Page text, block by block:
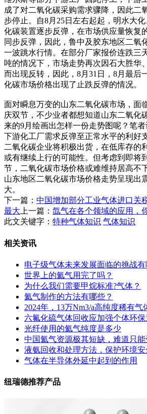
成了对二氧化碳采购需求骤降，因此二
步停止。自8月25日左右起起，明水大
化碳装置逐步反弹，在市场供应量恢复
同步反弹，因此，鲁中及胶东地区二氧
一波跳水行情。在部分厂家报价连跌三
吨的情况下，市场走势再次因石大胜华
而出现反转，因此，8月31日，8月最后
化碳市场价格出现了止跌反弹的情况。
面对瞬息万变的山东二氧化碳市场，面
庆双节，不少业者都想知道山东二氧化
来的9月绘画出怎样一份走势图呢？笔
下游化工厂需求反弹至正常水平的利好
二氧化碳企业将积极出货，在低库存的
或有继续上行的可能性。但考虑到即将
节，二氧化碳市场价格或难维持居高不
山东地区二氧化碳市场价格走势呈现出
大。
下一篇： 中国增加部分工业气体进口关
最大 上一篇： 氙气在各个领域的应用，
此文关键字： 特种气体知识 气体知识
相关资讯
电子级气体未来发展面临的挑战有
世界上的氦气用完了吗？
为什么我们需要甲烷标准?气体？
氦气制作的方法有哪些？
2024年，13万Nm3/a高纯度稀有
六氟化硫气体回收应加强个体环保
光纤使用的氦气纯度是多少
中国氦气资源极其短缺，难道只
液氨回收和处理方法，保护环境安
气体在半导体外延中起到的作用
纽瑞德推荐产品